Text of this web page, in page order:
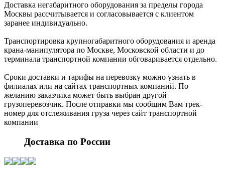
Доставка негабаритного оборудования за пределы города
Москвы рассчитывается и согласовывается с клиентом
заранее индивидуально.
Транспортировка крупногабаритного оборудования и аренда
крана-манипулятора по Москве, Московской области и до
терминала транспортной компании обговаривается отдельно.
Сроки доставки и тарифы на перевозку можно узнать в
филиалах или на сайтах транспортных компаний. По
желанию заказчика может быть выбран другой
грузоперевозчик. После отправки мы сообщим Вам трек-
номер для отслеживания груза через сайт транспортной
компании
Доставка по России